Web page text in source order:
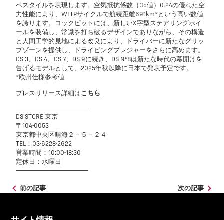
ペスタイルを表現します。空気抵抗係数（Cd値）0.24の優れた空
力性能により、WLTPサイクルで航続距離691km*という高い数値
を誇ります。コックピットには、新しいX字型ステアリングホイ
ールを装備し、常識を打ち破るデザインでありながら、その構造
と人間工学的見地による改良により、ドライバーに新たなグリッ
プゾーンを提供し、ドライビングプレジャーをさらに高めます。
DS 3、DS 4、DS 7、DS 9に続き、DS N°8は新たな時代の幕開けを
告げるモデルとして、2025年秋以降に日本で発表予定です。
*欧州仕様参考値
プレスリリース詳細はこちら
────────────────
DS STORE 東京
〒104-0053
東京都中央区晴海２－５－２４
TEL：03-6228-2622
営業時間：10:00-18:30
定休日：水曜日
────────────────
前の記事 次の記事